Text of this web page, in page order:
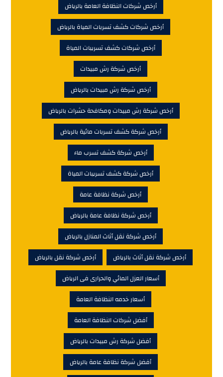
أرخص شركات النظافة العامة بالرياض
أرخص شركات كشف تسربات المياة بالرياض
أرخص شركات كشف تسريبات المياة
أرخص شركة رش مبيدات
أرخص شركة رش مبيدات بالرياض
أرخص شركة رش مبيدات ومكافحة حشرات بالرياض
أرخص شركة كشف تسربات مائية بالرياض
أرخص شركة كشف تسرب ماء
أرخص شركة كشف تسريبات المياة
أرخص شركة نظافة عامة
أرخص شركة نظافة عامة بالرياض
أرخص شركة نقل أثاث المنازل بالرياض
أرخص شركة نقل أثاث بالرياض
أرخص شركة نقل بالرياض
أسعار العزل المائي والحرارى فى الرياض
أسعار خدمه النظافة العامة
أفضل شركات النظافة العامة
أفضل شركة رش مبيدات بالرياض
أفضل شركة نظافة عامة بالرياض